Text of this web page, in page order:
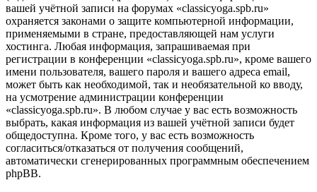
вашей учётной записи на форумах «classicyoga.spb.ru»
охраняется законами о защите компьютерной информации,
применяемыми в стране, предоставляющей нам услуги
хостинга. Любая информация, запрашиваемая при
регистрации в конференции «classicyoga.spb.ru», кроме вашего
имени пользователя, вашего пароля и вашего адреса email,
может быть как необходимой, так и необязательной ко вводу,
на усмотрение администрации конференции
«classicyoga.spb.ru». В любом случае у вас есть возможность
выбрать, какая информация из вашей учётной записи будет
общедоступна. Кроме того, у вас есть возможность
согласиться/отказаться от получения сообщений,
автоматически сгенерированных программным обеспечением
phpBB.